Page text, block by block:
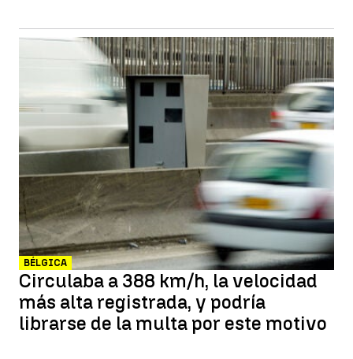
BÉLGICA
Circulaba a 388 km/h, la velocidad
más alta registrada, y podría
librarse de la multa por este motivo